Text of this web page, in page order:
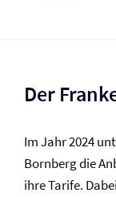
Der
Im Jahr 2024
Bornberg die
ihre Tarife.